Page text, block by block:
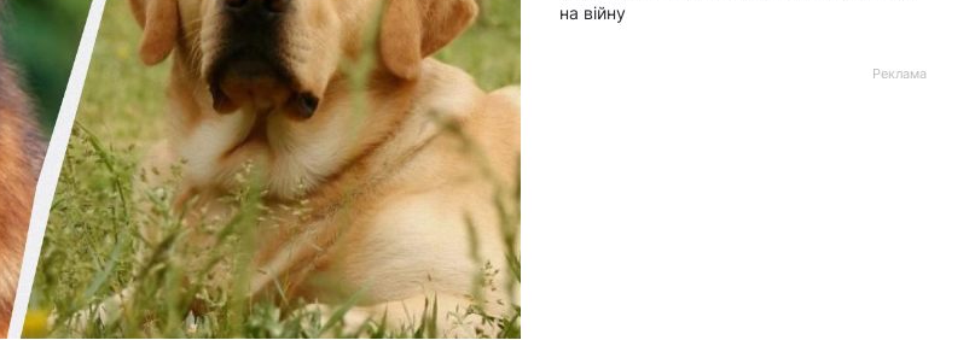
на війну
Реклама